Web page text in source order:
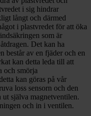
i sig hindrar
långt och därmed
i plastvredet för att öka
som är
Det kan ha
består av en fjäder och en
kan detta leda till att
och smörja
kan göras på vår
loss sensorn och den
själva magnetventilen.
och in i ventilen.